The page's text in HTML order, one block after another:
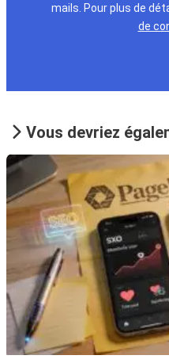
mails. Pour plus de
de
Vous devriez